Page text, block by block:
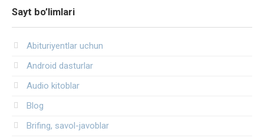
Sayt bo’limlari
Abituriyentlar uchun
Android dasturlar
Audio kitoblar
Blog
Brifing, savol-javoblar